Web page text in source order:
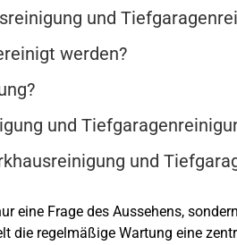
und
werden?
und
und
eine Frage des Aussehens,
die regelmäßige Wartung eine